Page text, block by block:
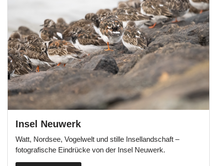
Insel Neuwerk
Watt, Nordsee, Vogelwelt und stille Insellandschaft –
fotografische Eindrücke von der Insel Neuwerk.